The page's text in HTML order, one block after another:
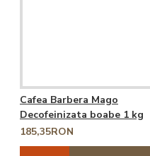
Cafea Barbera Mago
Decofeinizata boabe 1 kg
185,35RON